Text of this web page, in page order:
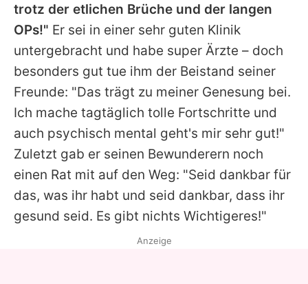
trotz der etlichen Brüche und der langen
OPs!" Er sei in einer sehr guten Klinik
untergebracht und habe super Ärzte – doch
besonders gut tue ihm der Beistand seiner
Freunde: "Das trägt zu meiner Genesung bei.
Ich mache tagtäglich tolle Fortschritte und
auch psychisch mental geht's mir sehr gut!"
Zuletzt gab er seinen Bewunderern noch
einen Rat mit auf den Weg: "Seid dankbar für
das, was ihr habt und seid dankbar, dass ihr
gesund seid. Es gibt nichts Wichtigeres!"
Anzeige